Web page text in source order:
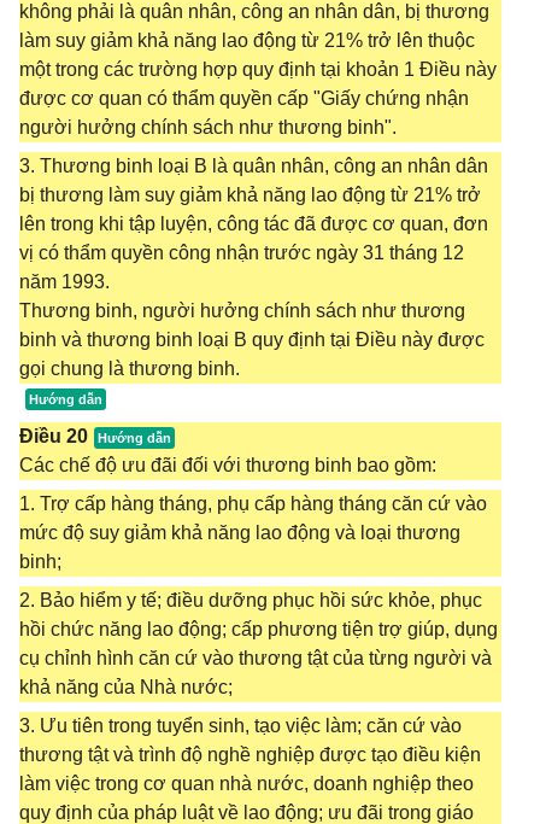
không phải là quân nhân, công an nhân dân, bị thương
làm suy giảm khả năng lao động từ 21% trở lên thuộc
một trong các trường hợp quy định tại khoản 1 Điều này
được cơ quan có thẩm quyền cấp "Giấy chứng nhận
người hưởng chính sách như thương binh".
3. Thương binh loại B là quân nhân, công an nhân dân
bị thương làm suy giảm khả năng lao động từ 21% trở
lên trong khi tập luyện, công tác đã được cơ quan, đơn
vị có thẩm quyền công nhận trước ngày 31 tháng 12
năm 1993.
Thương binh, người hưởng chính sách như thương
binh và thương binh loại B quy định tại Điều này được
gọi chung là thương binh.
Điều 20
Các chế độ ưu đãi đối với thương binh bao gồm:
1. Trợ cấp hàng tháng, phụ cấp hàng tháng căn cứ vào
mức độ suy giảm khả năng lao động và loại thương
binh;
2. Bảo hiểm y tế; điều dưỡng phục hồi sức khỏe, phục
hồi chức năng lao động; cấp phương tiện trợ giúp, dụng
cụ chỉnh hình căn cứ vào thương tật của từng người và
khả năng của Nhà nước;
3. Ưu tiên trong tuyển sinh, tạo việc làm; căn cứ vào
thương tật và trình độ nghề nghiệp được tạo điều kiện
làm việc trong cơ quan nhà nước, doanh nghiệp theo
quy định của pháp luật về lao động; ưu đãi trong giáo